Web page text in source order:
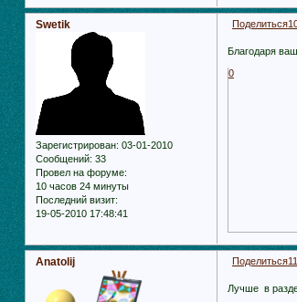
Поделиться
Swetik
Зарегистрирован: 03-01-2010
Сообщений: 33
Провел на форуме:
10 часов 24 минуты
Последний визит:
19-05-2010 17:48:41
Благодаря
0
Поделиться
Anatolij
Лучше в